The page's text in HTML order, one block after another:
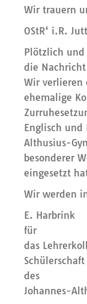
Wir trauern
OStR‘ i.R.
Plötzlich
die
Wir verlieren
ehemalige
Englisch und
Althusius-
besonderer
eingesetzt
Wir werden
E. Harbrink
für
das
Schülerschaft
des
Johannes-